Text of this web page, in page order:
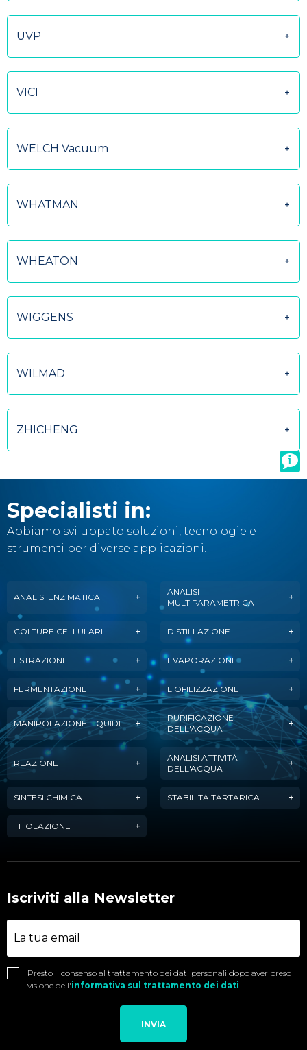
UVP
VICI
WELCH Vacuum
WHATMAN
WHEATON
WIGGENS
WILMAD
ZHICHENG
Specialisti in:
Abbiamo sviluppato soluzioni, tecnologie e
strumenti per diverse applicazioni.
ANALISI ENZIMATICA
ANALISI
MULTIPARAMETRICA
COLTURE CELLULARI DISTILLAZIONE
ESTRAZIONE EVAPORAZIONE
FERMENTAZIONE LIOFILIZZAZIONE
MANIPOLAZIONE LIQUIDI
PURIFICAZIONE
DELL'ACQUA
REAZIONE
ANALISI ATTIVITÀ
DELL'ACQUA
SINTESI CHIMICA STABILITÀ TARTARICA
TITOLAZIONE
Iscriviti alla Newsletter
Presto il consenso al trattamento dei dati personali dopo aver preso
visione dell'informativa sul trattamento dei dati
INVIA